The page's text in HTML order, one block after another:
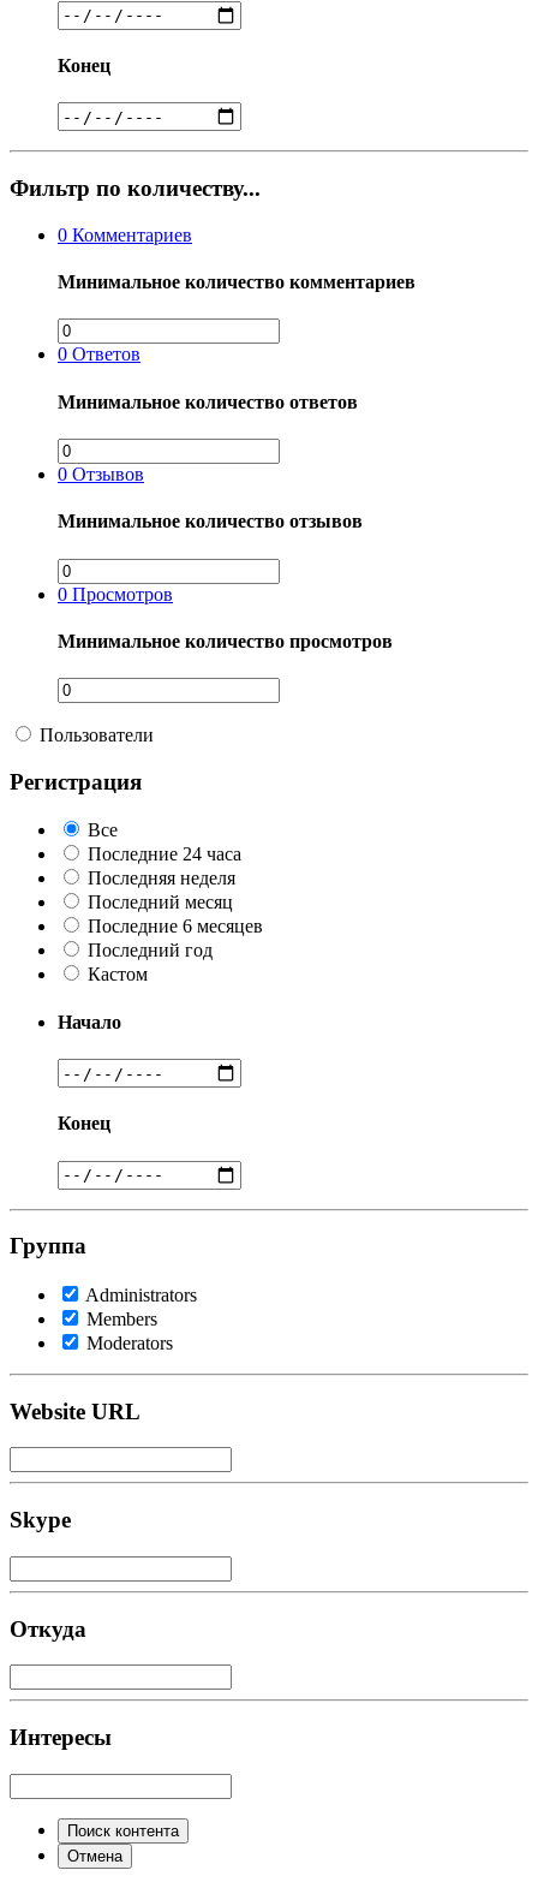
Конец
Фильтр по количеству...
0 Комментариев
Минимальное количество комментариев
0 Ответов
Минимальное количество ответов
0 Отзывов
Минимальное количество отзывов
0 Просмотров
Минимальное количество просмотров
Пользователи
Регистрация
Все
Последние 24 часа
Последняя неделя
Последний месяц
Последние 6 месяцев
Последний год
Кастом
Начало
Конец
Группа
Administrators
Members
Moderators
Website URL
Skype
Откуда
Интересы
Поиск контента
Отмена